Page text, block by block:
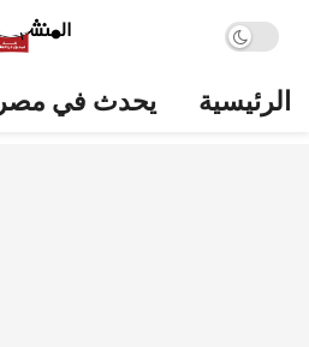
الرئيسية يحدث في مصر